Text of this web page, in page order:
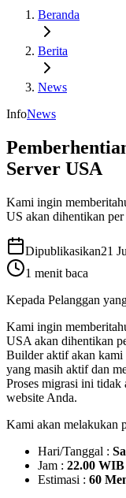
Beranda
Berita
News
InfoNews
Server USA
Kami ingin
US akan dihentikan
Dipublikasikan21
1 menit baca
Kepada Pelanggan
Kami ingin
USA akan dihentikan
Builder aktif akan kami
yang masih aktif dan
Proses migrasi ini tidak
website Anda.
Kami akan melakukan
Hari/Tanggal :
Jam : 22.00 WIB
Estimasi : 60